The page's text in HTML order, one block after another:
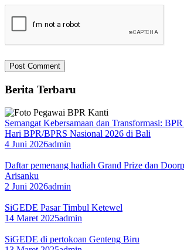
Berita Terbaru
Semangat Kebersamaan dan Transformasi:
Hari BPR/BPRS Nasional 2026 di Bali
4 Juni 2026admin
Daftar pemenang hadiah Grand Prize dan
Arisanku
2 Juni 2026admin
SiGEDE Pasar Timbul Ketewel
14 Maret 2025admin
SiGEDE di pertokoan Genteng Biru